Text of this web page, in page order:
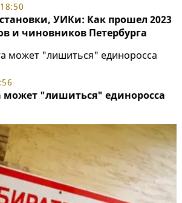
УИКи: Как прошел 2023
и чиновников Петербурга
может "лишиться" единоросса